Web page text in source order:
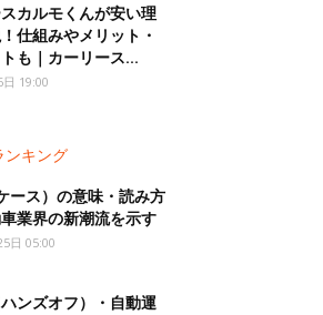
カルモくんが安い理
仕組みやメリット・
も｜カーリース...
19:00
ンキング
ース）の意味・読み方
業界の新潮流を示す
日 05:00
ンズオフ）・自動運